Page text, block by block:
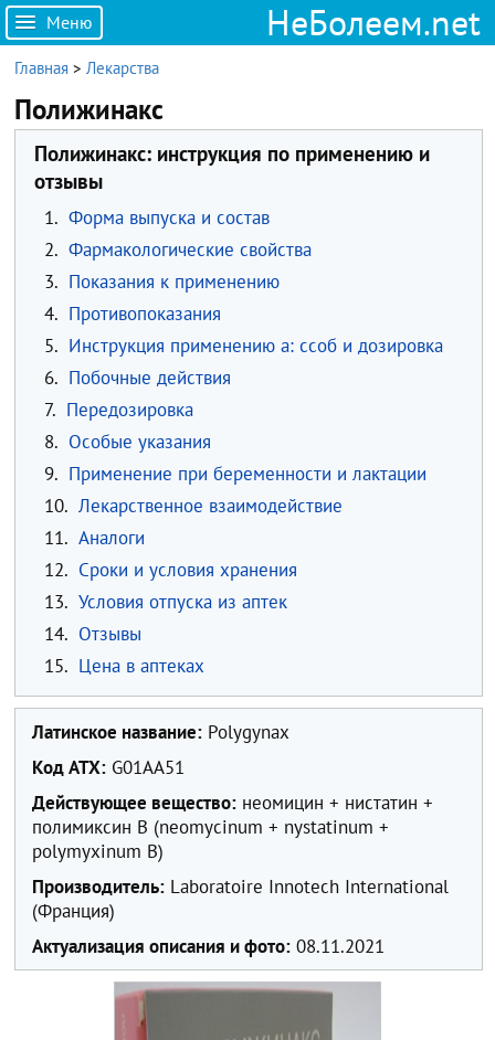
Меню НеБолеем.net
Главная >Лекарства
Полижинакс
Полижинакс: инструкция по применению и
отзывы
1. Форма выпуска и состав
2. Фармакологические свойства
3. Показания к применению
4. Противопоказания
5. Инструкция применению а: ссоб и дозировка
6. Побочные действия
7. Передозировка
8. Особые указания
9. Применение при беременности и лактации
10. Лекарственное взаимодействие
11. Аналоги
12. Сроки и условия хранения
13. Условия отпуска из аптек
14. Отзывы
15. Цена в аптеках
Латинское название: Polygynax
Код ATX: G01AA51
Действующее вещество: неомицин + нистатин +
полимиксин B (neomycinum + nystatinum +
polymyxinum B)
Производитель: Laboratoire Innotech International
(Франция)
Актуализация описания и фото: 08.11.2021